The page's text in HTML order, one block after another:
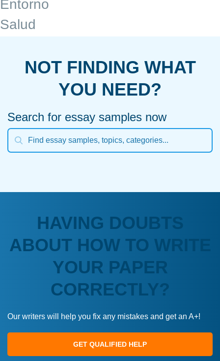
Entorno
Salud
NOT FINDING WHAT
YOU NEED?
Search for essay samples now
HAVING DOUBTS
ABOUT HOW TO WRITE
YOUR PAPER
CORRECTLY?
Our writers will help you fix any mistakes and get an A+!
GET QUALIFIED HELP